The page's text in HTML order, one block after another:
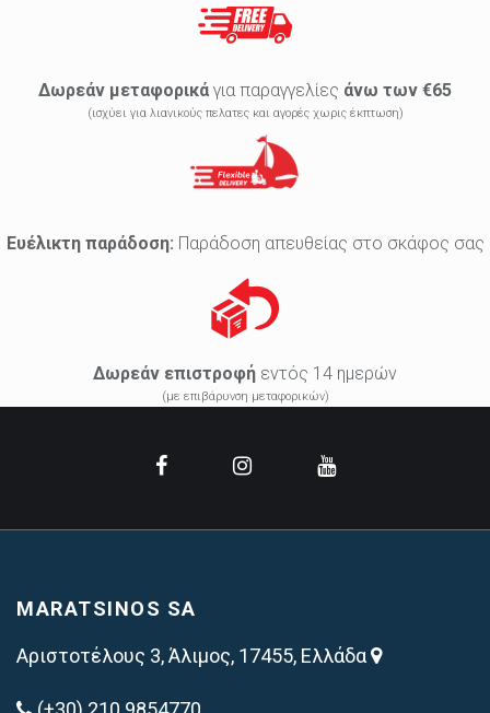
Δωρεάν μεταφορικά για παραγγελίες άνω των €65
(ισχύει για λιανικούς πελατες και αγορές χωρις έκπτωση)
Ευέλικτη παράδοση: Παράδοση απευθείας στο σκάφος σας
Δωρεάν επιστροφή εντός 14 ημερών
(με επιβάρυνση μεταφορικών)
MARATSINOS SA
Αριστοτέλους 3, Άλιμος, 17455, Ελλάδα